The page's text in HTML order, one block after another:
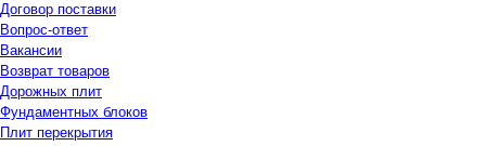
Договор поставки
Вопрос-ответ
Вакансии
Возврат товаров
Дорожных плит
Фундаментных блоков
Плит перекрытия